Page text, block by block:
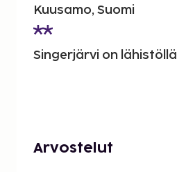
Kuusamo, Suomi
Singerjärvi on lähistöllä
Arvostelut